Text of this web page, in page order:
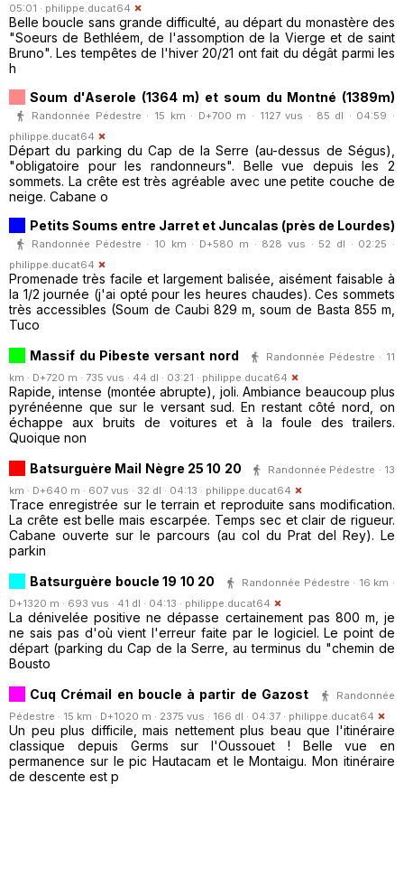
05:01 · philippe.ducat64
Belle boucle sans grande difficulté, au départ du monastère des
"Soeurs de Bethléem, de l'assomption de la Vierge et de saint
Bruno". Les tempêtes de l'hiver 20/21 ont fait du dégât parmi les
h
Soum d'Aserole (1364 m) et soum du Montné (1389m)
Randonnée Pédestre · 15 km · D+700 m · 1127 vus · 85 dl · 04:59 ·
philippe.ducat64
Départ du parking du Cap de la Serre (au-dessus de Ségus),
"obligatoire pour les randonneurs". Belle vue depuis les 2
sommets. La crête est très agréable avec une petite couche de
neige. Cabane o
Petits Soums entre Jarret et Juncalas (près de Lourdes)
Randonnée Pédestre · 10 km · D+580 m · 828 vus · 52 dl · 02:25 ·
philippe.ducat64
Promenade très facile et largement balisée, aisément faisable à
la 1/2 journée (j'ai opté pour les heures chaudes). Ces sommets
très accessibles (Soum de Caubi 829 m, soum de Basta 855 m,
Tuco
Massif du Pibeste versant nord
Randonnée Pédestre · 11
km · D+720 m · 735 vus · 44 dl · 03:21 · philippe.ducat64
Rapide, intense (montée abrupte), joli. Ambiance beaucoup plus
pyrénéenne que sur le versant sud. En restant côté nord, on
échappe aux bruits de voitures et à la foule des trailers.
Quoique non
Batsurguère Mail Nègre 25 10 20
Randonnée Pédestre · 13
km · D+640 m · 607 vus · 32 dl · 04:13 · philippe.ducat64
Trace enregistrée sur le terrain et reproduite sans modification.
La crête est belle mais escarpée. Temps sec et clair de rigueur.
Cabane ouverte sur le parcours (au col du Prat del Rey). Le
parkin
Batsurguère boucle 19 10 20
Randonnée Pédestre · 16 km ·
D+1320 m · 693 vus · 41 dl · 04:13 · philippe.ducat64
La dénivelée positive ne dépasse certainement pas 800 m, je
ne sais pas d'où vient l'erreur faite par le logiciel. Le point de
départ (parking du Cap de la Serre, au terminus du "chemin de
Bousto
Cuq Crémail en boucle à partir de Gazost
Randonnée
Pédestre · 15 km · D+1020 m · 2375 vus · 166 dl · 04:37 · philippe.ducat64
Un peu plus difficile, mais nettement plus beau que l'itinéraire
classique depuis Germs sur l'Oussouet ! Belle vue en
permanence sur le pic Hautacam et le Montaigu. Mon itinéraire
de descente est p